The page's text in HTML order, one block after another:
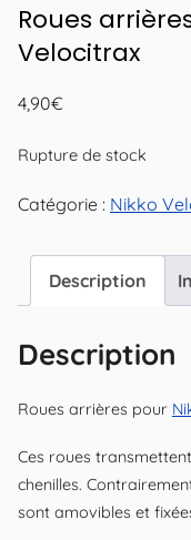
Roues
Velocitrax
4,90€
Rupture de stock
Catégorie : Nikko
Description
Description
Roues arrières pour
Ces roues
chenilles.
sont amovibles et